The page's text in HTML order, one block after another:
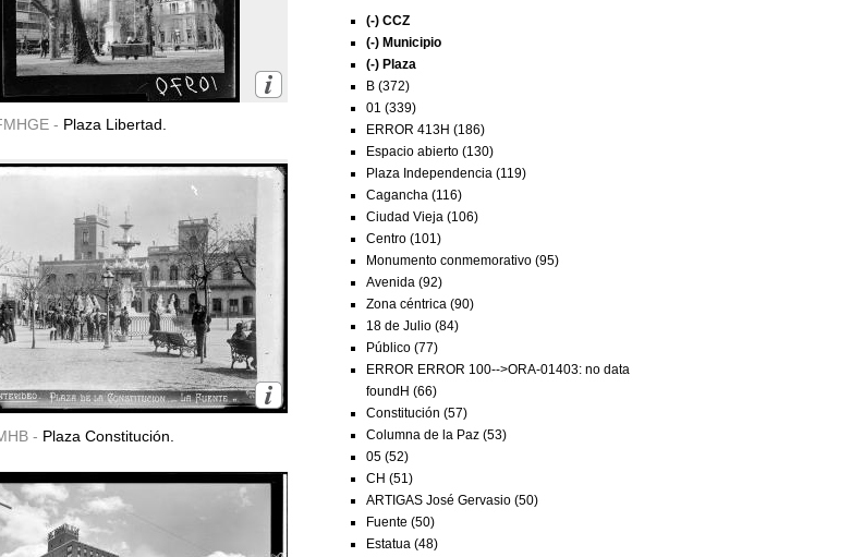
- Plaza Libertad.
- Plaza Constitución.
(-) CCZ
(-) Municipio
(-) Plaza
B (372)
01 (339)
ERROR 413H (186)
Espacio abierto (130)
Plaza Independencia (119)
Cagancha (116)
Ciudad Vieja (106)
Centro (101)
Monumento conmemorativo (95)
Avenida (92)
Zona céntrica (90)
18 de Julio (84)
Público (77)
ERROR ERROR 100-->ORA-01403: no data
foundH (66)
Constitución (57)
Columna de la Paz (53)
05 (52)
CH (51)
ARTIGAS José Gervasio (50)
Fuente (50)
Estatua (48)